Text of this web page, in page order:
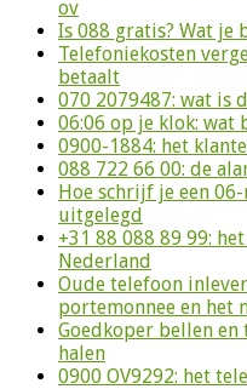
ov
Is 088 gratis? Wat je
Telefoniekosten
betaalt
070 2079487: wat is
06:06 op je klok: wat
0900-1884: het
088 722 66 00: de
Hoe schrijf je een
uitgelegd
+31 88 088 89 99:
Nederland
Oude telefoon
portemonnee en het
Goedkoper bellen en
halen
0900 OV9292: het